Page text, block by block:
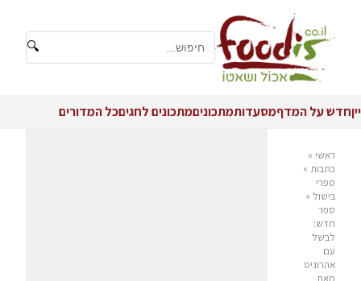
🔍
ייןחדש על המדףמסעדותמתכוניםמתכונים לחגיםכל המדורים
ראשי »
כתבות »
ספרי
בישול »
ספר
חדש:
לבשל
עם
אהרוניס
מאת